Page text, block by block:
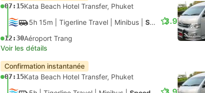
07:15Kata Beach Hotel Transfer, Phuket
5h 15m | Tigerline Travel Minibus Speedboat + Van
12:30Aéroport Trang
3.9
Voir les détails
Confirmation instantanée
07:15Kata Beach Hotel Transfer, Phuket